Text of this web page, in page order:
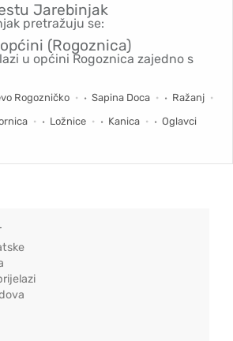
Jarebinjak
pretražuju se:
(Rogoznica)
u općini Rogoznica zajedno s
Rogozničko Sapina Doca
Ražanj
Ložnice Kanica Oglavci